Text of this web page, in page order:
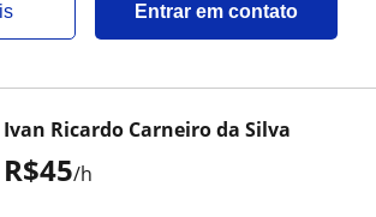
Entrar em contato
R$45/h
Ivan Ricardo Carneiro da Silva